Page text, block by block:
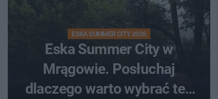
ESKA SUMMER CITY 2026
Eska Summer City w
Mrągowie. Posłuchaj
dlaczego warto wybrać ten